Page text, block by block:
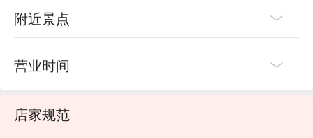
附近景点
营业时间
店家规范